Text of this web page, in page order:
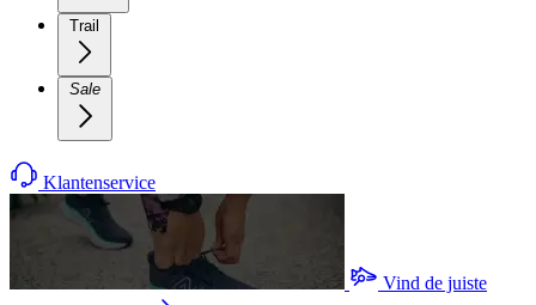
Trail
Sale
Klantenservice
Vind de juiste